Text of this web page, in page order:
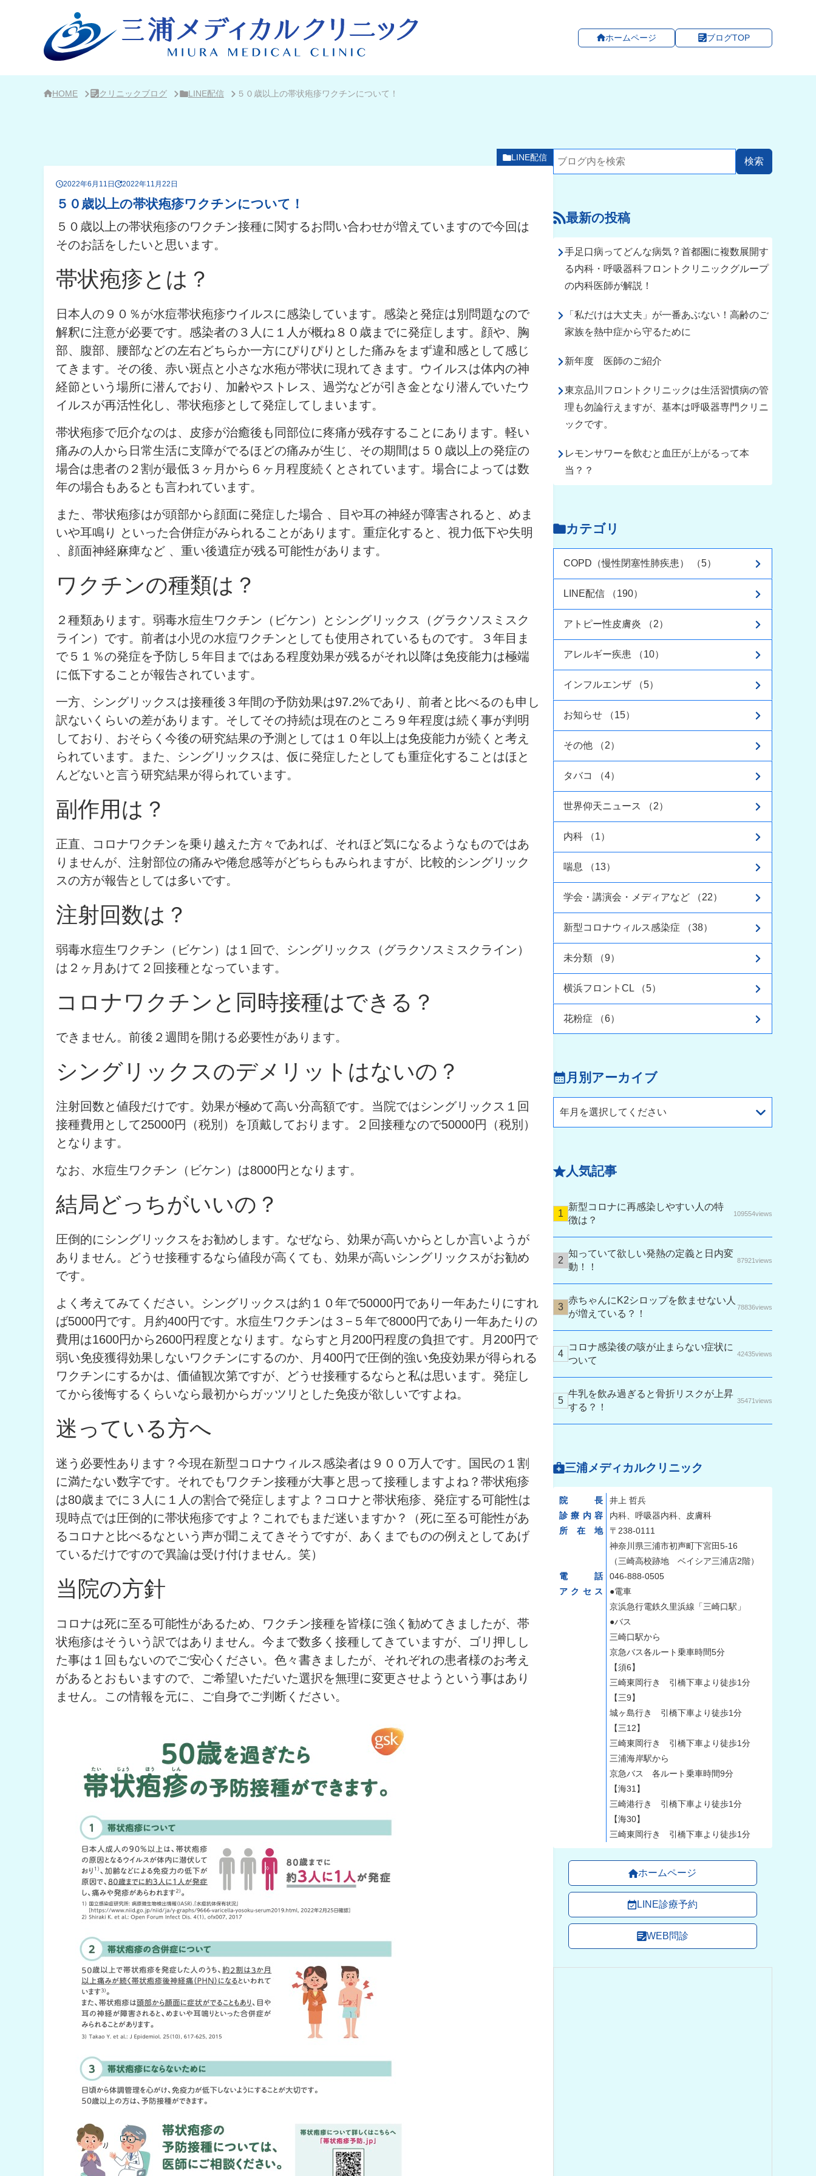
ッ
ホームページ ブログTOP
HOME クリニックブログ LINE配信 ５０歳以上の帯状疱疹ワクチンについて！
LINE配信
2022年6月11日 2022年11月22日
５０歳以上の帯状疱疹ワクチンについて！
５０歳以上の帯状疱疹のワクチン接種に関するお問い合わせが増えていますので今回は
そのお話をしたいと思います。
帯状疱疹とは？
日本人の９０％が水痘帯状疱疹ウイルスに感染しています。感染と発症は別問題なので
解釈に注意が必要です。感染者の３人に１人が概ね８０歳までに発症します。顔や、胸
部、腹部、腰部などの左右どちらか一方にぴりぴりとした痛みをまず違和感として感じ
てきます。その後、赤い斑点と小さな水疱が帯状に現れてきます。ウイルスは体内の神
経節という場所に潜んでおり、加齢やストレス、過労などが引き金となり潜んでいたウ
イルスが再活性化し、帯状疱疹として発症してしまいます。
帯状疱疹で厄介なのは、皮疹が治癒後も同部位に疼痛が残存することにあります。軽い
痛みの人から日常生活に支障がでるほどの痛みが生じ、その期間は５０歳以上の発症の
場合は患者の２割が最低３ヶ月から６ヶ月程度続くとされています。場合によっては数
年の場合もあるとも言われています。
また、帯状疱疹はが頭部から顔面に発症した場合 、目や耳の神経が障害されると、めま
いや耳鳴り といった合併症がみられることがあります。重症化すると、視力低下や失明
、顔面神経麻痺など 、重い後遺症が残る可能性があります。
ワクチンの種類は？
２種類あります。弱毒水痘生ワクチン（ビケン）とシングリックス（グラクソスミスク
ライン）です。前者は小児の水痘ワクチンとしても使用されているものです。３年目ま
で５１％の発症を予防し５年目まではある程度効果が残るがそれ以降は免疫能力は極端
に低下することが報告されています。
一方、シングリックスは接種後３年間の予防効果は97.2%であり、前者と比べるのも申し
訳ないくらいの差があります。そしてその持続は現在のところ９年程度は続く事が判明
しており、おそらく今後の研究結果の予測としては１０年以上は免疫能力が続くと考え
られています。また、シングリックスは、仮に発症したとしても重症化することはほと
んどないと言う研究結果が得られています。
副作用は？
正直、コロナワクチンを乗り越えた方々であれば、それほど気になるようなものではあ
りませんが、注射部位の痛みや倦怠感等がどちらもみられますが、比較的シングリック
スの方が報告としては多いです。
注射回数は？
弱毒水痘生ワクチン（ビケン）は１回で、シングリックス（グラクソスミスクライン）
は２ヶ月あけて２回接種となっています。
コロナワクチンと同時接種はできる？
できません。前後２週間を開ける必要性があります。
シングリックスのデメリットはないの？
注射回数と値段だけです。効果が極めて高い分高額です。当院ではシングリックス１回
接種費用として25000円（税別）を頂戴しております。２回接種なので50000円（税別）
となります。
なお、水痘生ワクチン（ビケン）は8000円となります。
結局どっちがいいの？
圧倒的にシングリックスをお勧めします。なぜなら、効果が高いからとしか言いようが
ありません。どうせ接種するなら値段が高くても、効果が高いシングリックスがお勧め
です。
よく考えてみてください。シングリックスは約１０年で50000円であり一年あたりにすれ
ば5000円です。月約400円です。水痘生ワクチンは３−５年で8000円であり一年あたりの
費用は1600円から2600円程度となります。ならすと月200円程度の負担です。月200円で
弱い免疫獲得効果しないワクチンにするのか、月400円で圧倒的強い免疫効果が得られる
ワクチンにするかは、価値観次第ですが、どうせ接種するならと私は思います。発症し
てから後悔するくらいなら最初からガッツリとした免疫が欲しいですよね。
迷っている方へ
迷う必要性あります？今現在新型コロナウィルス感染者は９００万人です。国民の１割
に満たない数字です。それでもワクチン接種が大事と思って接種しますよね？帯状疱疹
は80歳までに３人に１人の割合で発症しますよ？コロナと帯状疱疹、発症する可能性は
現時点では圧倒的に帯状疱疹ですよ？これでもまだ迷いますか？（死に至る可能性があ
るコロナと比べるなという声が聞こえてきそうですが、あくまでものの例えとしてあげ
ているだけですので異論は受け付けません。笑）
当院の方針
コロナは死に至る可能性があるため、ワクチン接種を皆様に強く勧めてきましたが、帯
状疱疹はそういう訳ではありません。今まで数多く接種してきていますが、ゴリ押しし
た事は１回もないのでご安心ください。色々書きましたが、それぞれの患者様のお考え
があるとおもいますので、ご希望いただいた選択を無理に変更させようという事はあり
ません。この情報を元に、ご自身でご判断ください。
最新の投稿
手足口病ってどんな病気？首都圏に複数展開す
る内科・呼吸器科フロントクリニックグループ
の内科医師が解説！
「私だけは大丈夫」が一番あぶない！高齢のご
家族を熱中症から守るために
新年度 医師のご紹介
東京品川フロントクリニックは生活習慣病の管
理も勿論行えますが、基本は呼吸器専門クリニ
ックです。
レモンサワーを飲むと血圧が上がるって本
当？？
カテゴリ
COPD（慢性閉塞性肺疾患） （5）
LINE配信 （190）
アトピー性皮膚炎 （2）
アレルギー疾患 （10）
インフルエンザ （5）
お知らせ （15）
その他 （2）
タバコ （4）
世界仰天ニュース （2）
内科 （1）
喘息 （13）
学会・講演会・メディアなど （22）
新型コロナウィルス感染症 （38）
未分類 （9）
横浜フロントCL （5）
花粉症 （6）
月別アーカイブ
年月を選択してください
人気記事
新型コロナに再感染しやすい人の特
徴は？
109554views
知っていて欲しい発熱の定義と日内変
動！！
87921views
赤ちゃんにK2シロップを飲ませない人
が増えている？！
78836views
コロナ感染後の咳が止まらない症状に
ついて
42435views
牛乳を飲み過ぎると骨折リスクが上昇
する？！
35471views
三浦メディカルクリニック
院長
井上 哲兵
診療内容
内科、呼吸器内科、皮膚科
所在地
〒238-0111
神奈川県三浦市初声町下宮田5-16
（三崎高校跡地 ベイシア三浦店2階）
電話
046-888-0505
アクセス
●電車
京浜急行電鉄久里浜線「三崎口駅」
●バス
三崎口駅から
京急バス各ルート乗車時間5分
【須6】
三崎東岡行き 引橋下車より徒歩1分
【三9】
城ヶ島行き 引橋下車より徒歩1分
【三12】
三崎東岡行き 引橋下車より徒歩1分
三浦海岸駅から
京急バス 各ルート乗車時間9分
【海31】
三崎港行き 引橋下車より徒歩1分
【海30】
三崎東岡行き 引橋下車より徒歩1分
ホームページ
LINE診療予約
WEB問診